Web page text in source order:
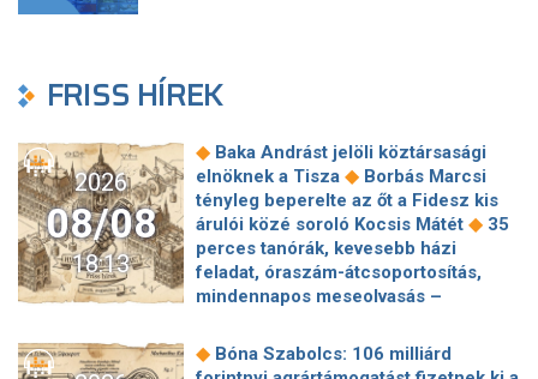
FRISS HÍREK
2026
08/08
18:13
◆ Baka Andrást jelöli köztársasági
elnöknek a Tisza ◆ Borbás Marcsi
tényleg beperelte az őt a Fidesz kis
árulói közé soroló Kocsis Mátét ◆ 35
perces tanórák, kevesebb házi
feladat, óraszám-átcsoportosítás,
mindennapos meseolvasás –
tagozatos javaslatcsomagja
Lemond és az egyetemről is távozik
◆ Bóna Szabolcs: 106 milliárd